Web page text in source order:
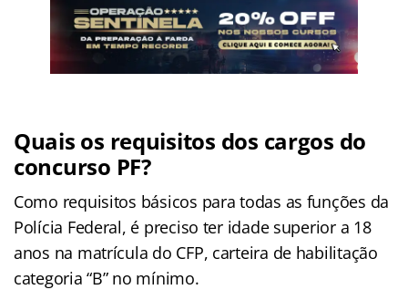
Quais os requisitos dos cargos do
concurso PF?
Como requisitos básicos para todas as funções da
Polícia Federal, é preciso ter idade superior a 18
anos na matrícula do CFP, carteira de habilitação
categoria “B” no mínimo.